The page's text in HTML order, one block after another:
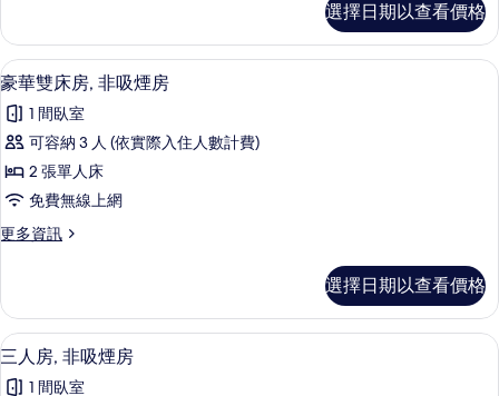
房
的
所
有
相
片
房,
非
吸
房
的
情
選擇日期以查看價格
顯
示
豪
華
雙
房,
吸
煙
房
的
豪華雙床房, 非吸煙房 | 客房內保險箱
11
豪華雙床房, 非吸煙房
1 間臥室
可容納 3 人 (依實際入住人數計費)
2 張單人床
免費無線上網
更多資訊
更
雙
床
房,
選擇日期以查看價格
顯
示
三人房, 非吸煙房 | 客房內保險箱、免
10
三人房, 非吸煙房
1 間臥室